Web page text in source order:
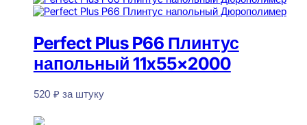
Perfect Plus P66 Плинтус
напольный 11x55x2000
520 ₽ за штуку